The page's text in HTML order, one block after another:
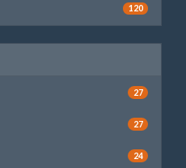
120
27
27
24